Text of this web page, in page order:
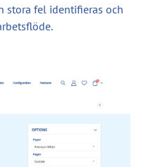
stora fel identifieras och